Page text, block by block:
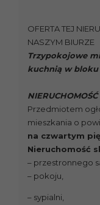
OFERTA TEJ
NASZYM BIURZE
Trzypokojowe
kuchnią w
NIERUCHOMOŚĆ
Przedmiotem
mieszkania o
na czwartym
Nieruchomość
– przestronnego
– pokoju,
– sypialni,